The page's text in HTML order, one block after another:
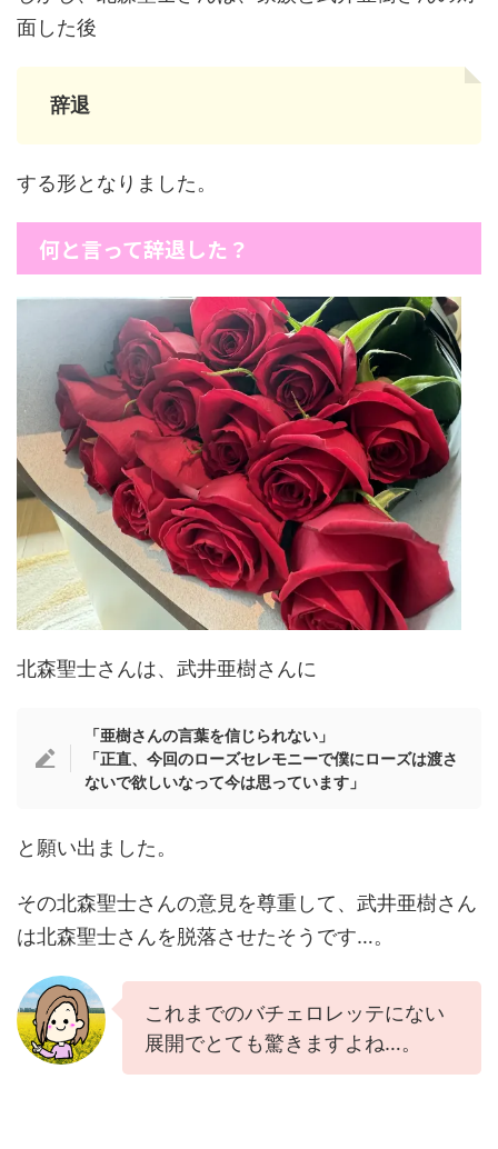
面した後
辞退
する形となりました。
何と言って辞退した？
北森聖士さんは、武井亜樹さんに
「亜樹さんの言葉を信じられない」
「正直、今回のローズセレモニーで僕にローズは渡さ
ないで欲しいなって今は思っています」
と願い出ました。
その北森聖士さんの意見を尊重して、武井亜樹さん
は北森聖士さんを脱落させたそうです…。
これまでのバチェロレッテにない
展開でとても驚きますよね…。